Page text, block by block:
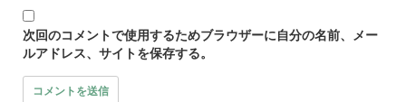
次回のコメントで使用するためブラウザーに自分の名前、メー
ルアドレス、サイトを保存する。